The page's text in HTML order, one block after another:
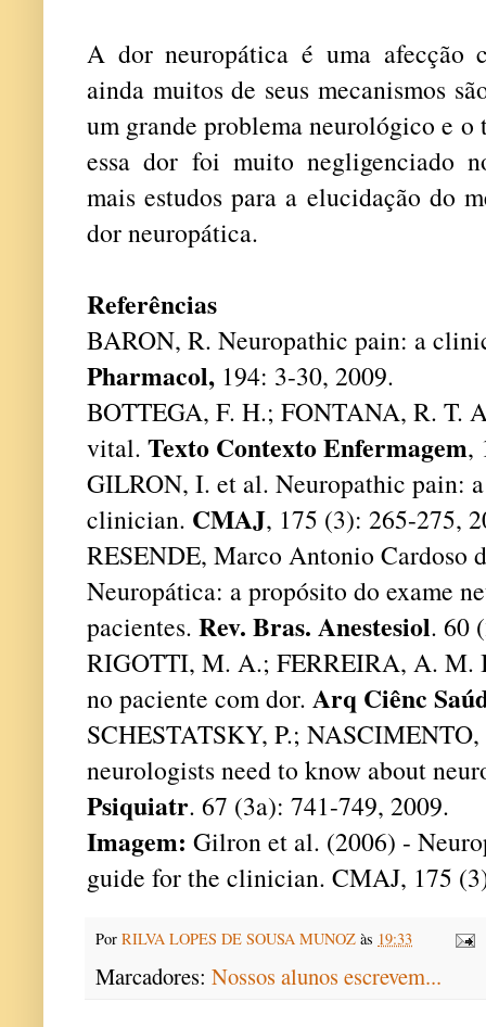
A dor neuropática é uma afecção
ainda muitos de seus mecanismos
um grande problema neurológico e o
essa dor foi muito negligenciado
mais estudos para a elucidação do
dor neuropática.
Referências
BARON, R. Neuropathic pain: a
Pharmacol, 194: 3-30, 2009.
BOTTEGA, F. H.; FONTANA, R. T.
vital. Texto Contexto Enfermagem,
GILRON, I. et al. Neuropathic pain:
clinician. CMAJ, 175 (3): 265-275,
RESENDE, Marco Antonio Cardoso
Neuropática: a propósito do exame
pacientes. Rev. Bras. Anestesiol. 60
RIGOTTI, M. A.; FERREIRA, A. M.
no paciente com dor. Arq Ciênc
SCHESTATSKY, P.;
neurologists need to know about
Psiquiatr. 67 (3a): 741-749, 2009.
Imagem: Gilron et al. (2006) -
guide for the clinician. CMAJ, 175
Por RILVA LOPES DE SOUSA MUNOZ às 19:33
Marcadores: Nossos alunos escrevem...